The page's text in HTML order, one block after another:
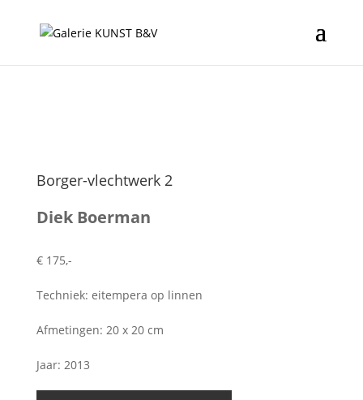
Borger-vlechtwerk 2
Diek Boerman
€ 175,-
Techniek: eitempera op linnen
Afmetingen: 20 x 20 cm
Jaar: 2013